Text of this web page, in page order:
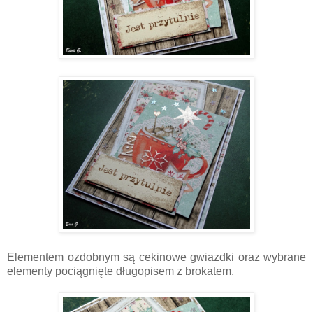
Elementem ozdobnym są cekinowe gwiazdki oraz wybrane
elementy pociągnięte długopisem z brokatem.